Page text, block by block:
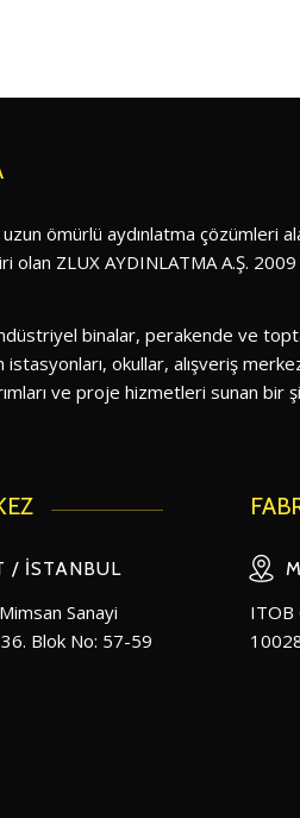
ömürlü aydınlatma çözümleri
olan ZLUX AYDINLATMA A.Ş. 2009
binalar, perakende ve
okullar, alışveriş
ve proje hizmetleri sunan bir
/ İSTANBUL
Sanayi
Blok No: 57-59
ITOB